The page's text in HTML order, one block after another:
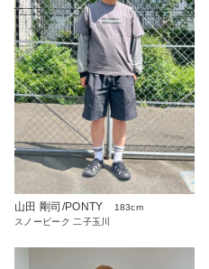
山田 剛司/PONTY
183cm
スノーピーク 二子玉川